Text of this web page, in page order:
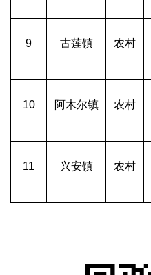
9 古莲镇 农村
10 阿木尔镇 农村
11 兴安镇 农村